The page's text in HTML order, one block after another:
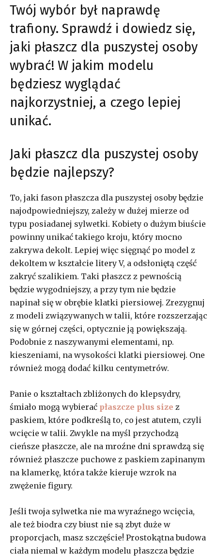
Twój wybór był naprawdę
trafiony. Sprawdź i dowiedz się,
jaki płaszcz dla puszystej osoby
wybrać! W jakim modelu
będziesz wyglądać
najkorzystniej, a czego lepiej
unikać.
Jaki płaszcz dla puszystej osoby
będzie najlepszy?
To, jaki fason płaszcza dla puszystej osoby będzie
najodpowiedniejszy, zależy w dużej mierze od
typu posiadanej sylwetki. Kobiety o dużym biuście
powinny unikać takiego kroju, który mocno
zakrywa dekolt. Lepiej więc sięgnąć po model z
dekoltem w kształcie litery V, a odsłoniętą część
zakryć szalikiem. Taki płaszcz z pewnością
będzie wygodniejszy, a przy tym nie będzie
napinał się w obrębie klatki piersiowej. Zrezygnuj
z modeli związywanych w talii, które rozszerzając
się w górnej części, optycznie ją powiększają.
Podobnie z naszywanymi elementami, np.
kieszeniami, na wysokości klatki piersiowej. One
również mogą dodać kilku centymetrów.
Panie o kształtach zbliżonych do klepsydry,
śmiało mogą wybierać płaszcze plus size z
paskiem, które podkreślą to, co jest atutem, czyli
wcięcie w talii. Zwykle na myśl przychodzą
cieńsze płaszcze, ale na mroźne dni sprawdzą się
również płaszcze puchowe z paskiem zapinanym
na klamerkę, która także kieruje wzrok na
zwężenie figury.
Jeśli twoja sylwetka nie ma wyraźnego wcięcia,
ale też biodra czy biust nie są zbyt duże w
proporcjach, masz szczęście! Prostokątna budowa
ciała niemal w każdym modelu płaszcza będzie